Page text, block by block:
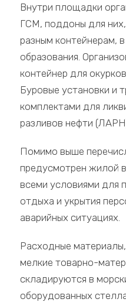
Внутри площадки
ГСМ, поддоны для
разным контейнерам,
образования.
контейнер для
Буровые установки и
комплектами для
разливов нефти
Помимо выше
предусмотрен жилой
всеми условиями для
отдыха и укрытия
аварийных ситуациях.
Расходные
мелкие товарно-
складируются в
оборудованных